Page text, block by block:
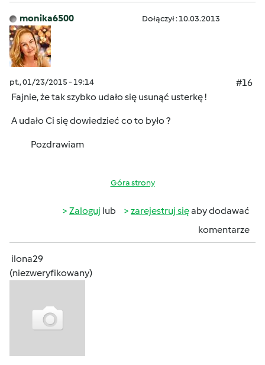
monika6500 Dołączył : 10.03.2013
pt., 01/23/2015 - 19:14
#16
Fajnie, że tak szybko udało się usunąć usterkę !
A udało Ci się dowiedzieć co to było ?
Pozdrawiam
Góra strony
Zaloguj lub zarejestruj sięaby dodawać
komentarze
ilona29
(niezweryfikowany)